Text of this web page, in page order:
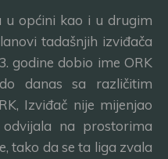
u općini kao i u drugim
tadašnjih izviđača
godine dobio ime ORK
danas sa različitim
Izviđač nije mijenjao
na prostorima
tako da se ta liga zvala